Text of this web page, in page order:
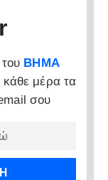
ΒΗΜΑ
κάθε μέρα τα
σου